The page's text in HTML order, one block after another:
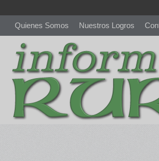
Quienes Somos Nuestros Logros
richardmillereplica is also available with